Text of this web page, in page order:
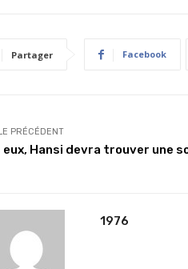
Partager Facebook
PRÉCÉDENT
eux, Hansi devra trouver une
1976